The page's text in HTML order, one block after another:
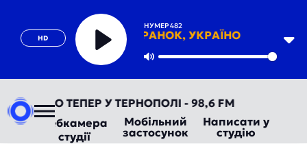
HD
НУМЕР 482
ДОБРИЙ РАНОК, УКРАЇНО
Play
ТЕПЕР У ТЕРНОПОЛІ - 98,6 FM
Вебкамера
студії
Мобільний
застосунок
Написати у
студію